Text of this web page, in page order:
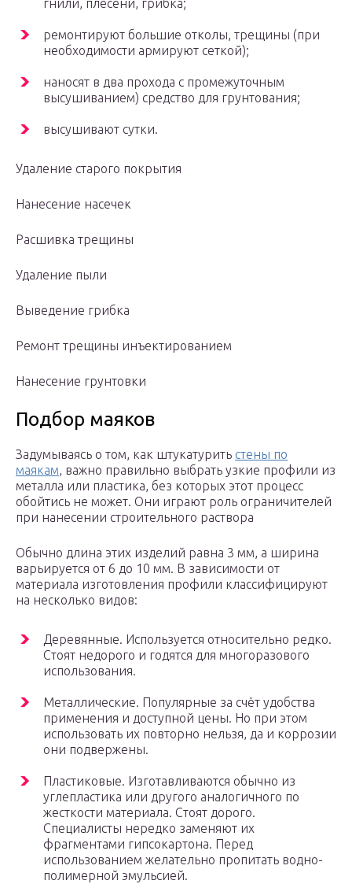
гнили, плесени, грибка;
ремонтируют большие отколы, трещины (при
необходимости армируют сеткой);
наносят в два прохода с промежуточным
высушиванием) средство для грунтования;
высушивают сутки.
Удаление старого покрытия
Нанесение насечек
Расшивка трещины
Удаление пыли
Выведение грибка
Ремонт трещины инъектированием
Нанесение грунтовки
Подбор маяков
Задумываясь о том, как штукатурить стены по
маякам, важно правильно выбрать узкие профили из
металла или пластика, без которых этот процесс
обойтись не может. Они играют роль ограничителей
при нанесении строительного раствора
Обычно длина этих изделий равна 3 мм, а ширина
варьируется от 6 до 10 мм. В зависимости от
материала изготовления профили классифицируют
на несколько видов:
Деревянные. Используется относительно редко.
Стоят недорого и годятся для многоразового
использования.
Металлические. Популярные за счёт удобства
применения и доступной цены. Но при этом
использовать их повторно нельзя, да и коррозии
они подвержены.
Пластиковые. Изготавливаются обычно из
углепластика или другого аналогичного по
жесткости материала. Стоят дорого.
Специалисты нередко заменяют их
фрагментами гипсокартона. Перед
использованием желательно пропитать водно-
полимерной эмульсией.